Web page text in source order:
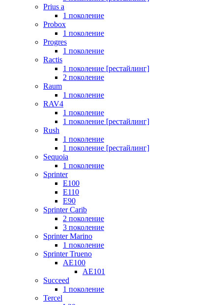
Prius a
1 поколение
Probox
1 поколение
Progres
1 поколение
Ractis
1 поколение [рестайлинг]
2 поколение
Raum
1 поколение
RAV4
1 поколение
1 поколение [рестайлинг]
Rush
1 поколение
1 поколение [рестайлинг]
Sequoia
1 поколение
Sprinter
E100
E110
E90
Sprinter Carib
2 поколение
3 поколение
Sprinter Marino
1 поколение
Sprinter Trueno
AE100
AE101
Succeed
1 поколение
Tercel